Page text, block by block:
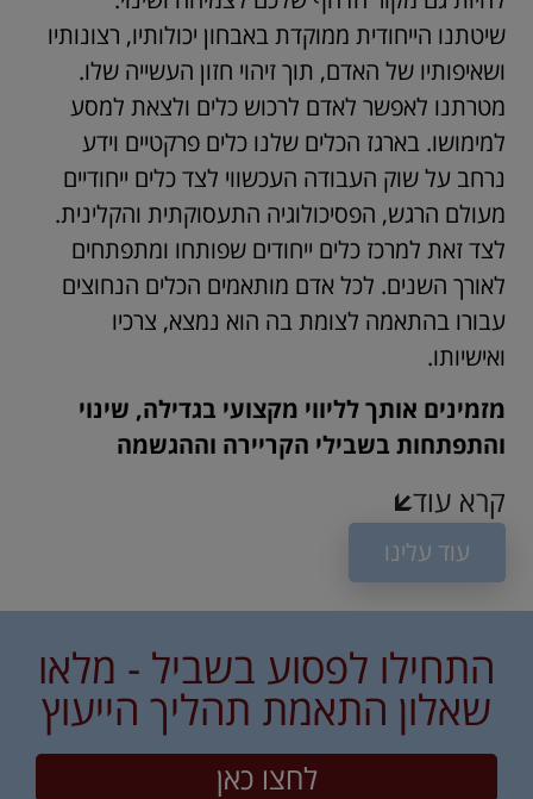
שיטתנו הייחודית ממוקדת באבחון יכולותיו, רצונותיו
ושאיפותיו של האדם, תוך זיהוי חזון העשייה שלו.
מטרתנו לאפשר לאדם לרכוש כלים ולצאת למסע
למימושו. בארגז הכלים שלנו כלים פרקטיים וידע
נרחב על שוק העבודה העכשווי לצד כלים ייחודיים
מעולם הרגש, הפסיכולוגיה התעסוקתית והקלינית.
לצד זאת למרכז כלים ייחודים שפותחו ומתפתחים
לאורך השנים. לכל אדם מותאמים הכלים הנחוצים
עבורו בהתאמה לצומת בה הוא נמצא, צרכיו
ואישיותו.
מזמינים אותך לליווי מקצועי בגדילה, שינוי
והתפתחות בשבילי הקריירה וההגשמה
קרא עוד
עוד עלינו
התחילו לפסוע בשביל - מלאו
שאלון התאמת תהליך הייעוץ
לחצו כאן